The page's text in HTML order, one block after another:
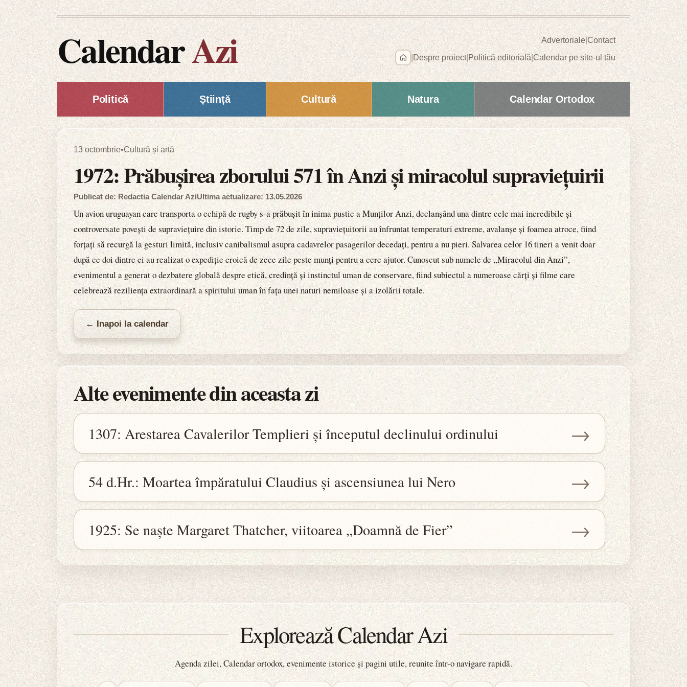
CalendarAzi Advertoriale|Contact
Despre proiect| Politică editorială|Calendar pe site-ul tău
Politică Știință Cultură Natura Calendar Ortodox
13 octombrie•Cultură și artă
1972: Prăbușirea zborului 571 în Anzi și miracolul supraviețuirii
Publicat de: Redactia Calendar AziUltima actualizare: 13.05.2026
Un avion uruguayan care transporta o echipă de rugby s-a prăbușit în inima pustie a Munților Anzi, declanșând una dintre cele mai incredibile și
controversate povești de supraviețuire din istorie. Timp de 72 de zile, supraviețuitorii au înfruntat temperaturi extreme, avalanșe și foamea atroce, fiind
forțați să recurgă la gesturi limită, inclusiv canibalismul asupra cadavrelor pasagerilor decedați, pentru a nu pieri. Salvarea celor 16 tineri a venit doar
după ce doi dintre ei au realizat o expediție eroică de zece zile peste munți pentru a cere ajutor. Cunoscut sub numele de „Miracolul din Anzi”,
evenimentul a generat o dezbatere globală despre etică, credință și instinctul uman de conservare, fiind subiectul a numeroase cărți și filme care
celebrează reziliența extraordinară a spiritului uman în fața unei naturi nemiloase și a izolării totale.
← Inapoi la calendar
Alte evenimente din aceasta zi
1307: Arestarea Cavalerilor Templieri și începutul declinului ordinului →
54 d.Hr.: Moartea împăratului Claudius și ascensiunea lui Nero →
1925: Se naște Margaret Thatcher, viitoarea „Doamnă de Fier” →
Explorează Calendar Azi
Agenda zilei, Calendar ortodox, evenimente istorice și pagini utile, reunite într-o navigare rapidă.